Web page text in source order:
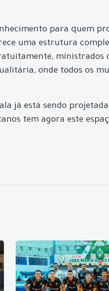
para quem
uma estrutura
ministrados
onde todos os
já está sendo
tem agora este